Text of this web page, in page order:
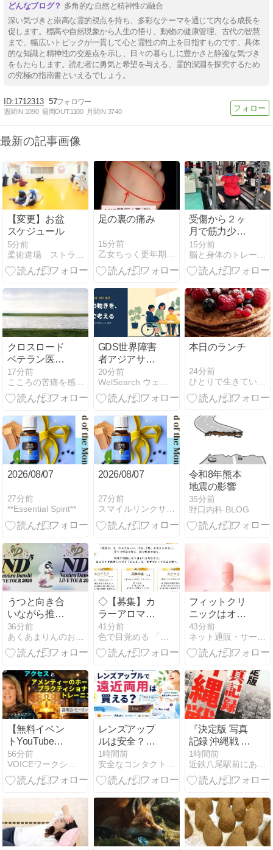
多角的な自然と精神性の融合
深い気づきと崇高な霊的視点を持ち、多彩なテーマを通じて内なる成長を
促します。標高や自然現象から人生の悟り、動物の健康管理、古代の智慧
まで、幅広いトピックが一貫して心と霊性の向上を目指すものです。具体
的な知識と精神性の交差点を示し、日々の暮らしに豊かさと静謐な気づき
をもたらします。読む者に勇気と希望を与える、霊的深淵を探究するため
の究極の指南書といえるでしょう。
1712313 57
週間IN:1090 週間OUT:1100 月間IN:3740
最新の記事画像
【変更】お盆
スケジュール
5分前
足の裏の痛み
15分前
乙女ちっく更年期後(成れの果て)
受傷から２ヶ
月で筋力少し
向上！
15分前
クロスロード
ベテラン医師
のパワハラ疑
惑 春木の姿勢
に気づく被害
18分前
こころの苦痛を感じたら こころのスペース
GDS世界障害
者アジアサミ
ット2027 石川
県講演会@金
沢（8/21）
20分前
WelSearch ウェルサーチ
本日のランチ
24分前
ひとりで生きていくために〜 All roads
2026/08/07
27分前
**Essential Spirit**
2026/08/07
27分前
スマイルリンクサロン ミューズデュオ
令和8年熊本
地震の影響
36分前
野口内科 BLOG
うつと向き合
いながら推し
を応援してき
た6年…なに
わ男子に会い
36分前
あくあまりんのお部屋~うつ日記時々更新中、、でもお得好き
◇【募集】カ
ラーアロマラ
イフィスト講
座＆ キャッチ
アップ勉強会
42分前
色で目覚める 「自分の活かし方」レッスン♪
フィットクリ
ニックはオン
ライン診療で
美容内服（ス
キンマリア）
43分前
ネット通販・サービスはおすすめ？口コミ評判情報局
【無料イベン
トYouTube動
画】ギャラク
ティックなエ
ネルギーなワ
め！
56分前
VOICEワークショップ スタッフのブログ
レンズアップ
ルは安全？取
扱メーカーと
人気ブランド
を紹介│遠近
1時間前
安全なコンタクト通販おすすめ3選！安全なサイトの見分け方♪
『決定版 写真
記録 沖縄戦 新
装版』（大田
昌秀 編著、高
文研）
1時間前
近鉄八尾駅前にある鍼灸整骨院 東洋医学の事なら、いど鍼灸整…